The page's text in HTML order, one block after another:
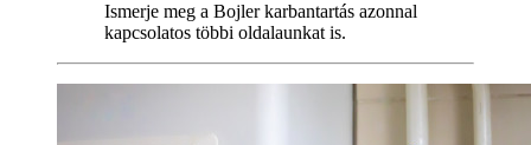
Ismerje meg a Bojler karbantartás azonnal
kapcsolatos többi oldalaunkat is.